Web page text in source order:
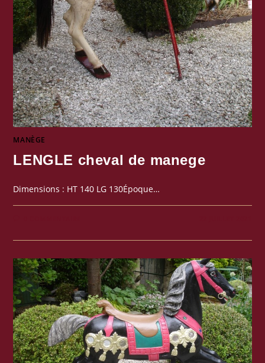
MANÈGE
LENGLE cheval de manege
Dimensions : HT 140 LG 130Époque…